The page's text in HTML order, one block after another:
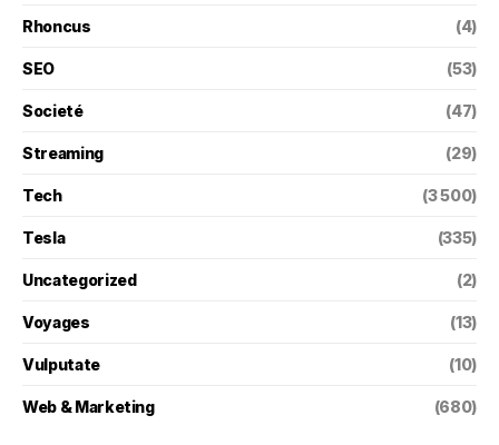
Rhoncus (4)
SEO (53)
Societé (47)
Streaming (29)
Tech (3 500)
Tesla (335)
Uncategorized (2)
Voyages (13)
Vulputate (10)
Web & Marketing (680)